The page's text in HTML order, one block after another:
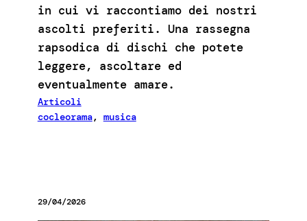
in cui vi raccontiamo dei nostri
ascolti preferiti. Una rassegna
rapsodica di dischi che potete
leggere, ascoltare ed
eventualmente amare.
Articoli
cocleorama, musica
29/04/2026